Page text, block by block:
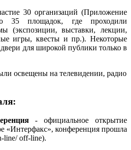
30 организаций (Приложение
35 площадок, где проходили
(экспозиции, выставки, лекции,
игры, квесты и пр.). Некоторые
для широкой публики только в
освещены на телевидении, радио
- официальное открытие
«Интерфакс», конференция прошла
line/ off-line).